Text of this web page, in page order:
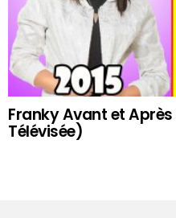
Franky Avant et
Télévisée)